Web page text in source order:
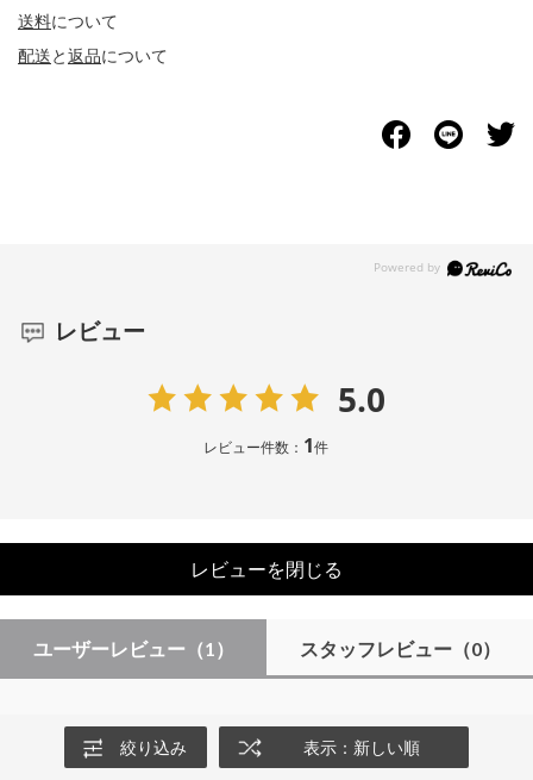
送料について
配送と返品について
レビュー
5.0
レビュー件数： 1件
レビューを閉じる
ユーザーレビュー （1） スタッフレビュー（0）
絞り込み 表示：新しい順